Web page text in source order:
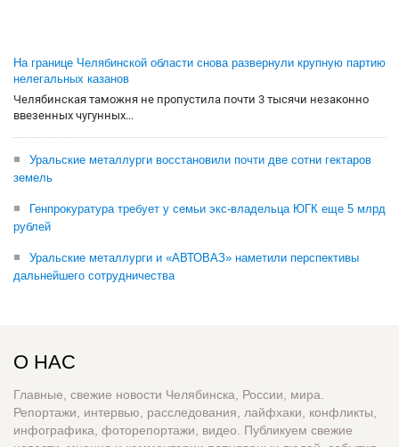
На границе Челябинской области снова развернули крупную партию
нелегальных казанов
Челябинская таможня не пропустила почти 3 тысячи незаконно
ввезенных чугунных...
Уральские металлурги восстановили почти две сотни гектаров
земель
Генпрокуратура требует у семьи экс-владельца ЮГК еще 5 млрд
рублей
Уральские металлурги и «АВТОВАЗ» наметили перспективы
дальнейшего сотрудничества
О НАС
Главные, свежие новости Челябинска, России, мира.
Репортажи, интервью, расследования, лайфхаки, конфликты,
инфографика, фоторепортажи, видео. Публикуем свежие